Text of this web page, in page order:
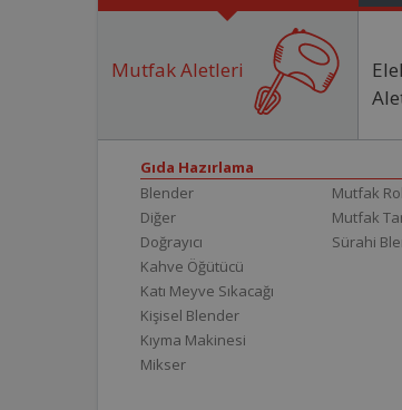
Mutfak Aletleri
Gıda Hazırlama
Blender
Diğer
Doğrayıcı
Kahve Öğütücü
Katı Meyve Sıkacağı
Kişisel Blender
Kıyma Makinesi
Mikser
Mutfak
Mutfak
Sürahi